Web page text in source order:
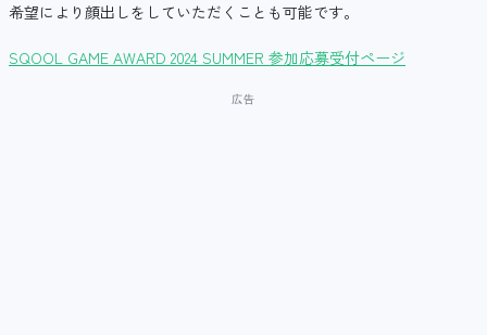
希望により顔出しをしていただくことも可能です。
SQOOL GAME AWARD 2024 SUMMER 参加応募受付ページ